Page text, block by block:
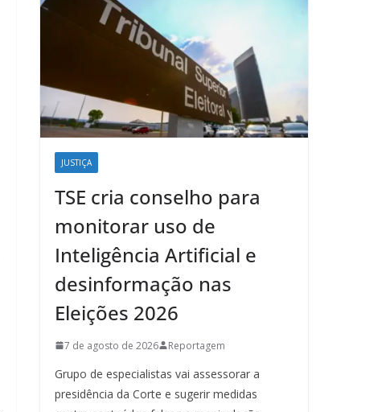
JUSTIÇA
TSE cria conselho para
monitorar uso de
Inteligência Artificial e
desinformação nas
Eleições 2026
7 de agosto de 2026 Reportagem
Grupo de especialistas vai assessorar a
presidência da Corte e sugerir medidas